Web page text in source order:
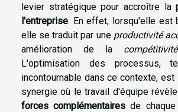
levier stratégique pour accroître la
l'entreprise. En effet, lorsqu'elle est
elle se traduit par une productivité
amélioration de la
L'optimisation des processus,
incontournable dans ce contexte,
synergie où le travail d'équipe
forces complémentaires de